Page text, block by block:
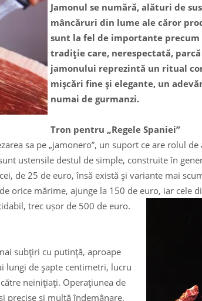
Jamonul se numără, alături de
mâncăruri din lume ale căror
sunt la fel de importante precum
tradiţie care, nerespectată,
jamonului reprezintă un ritual
mişcări fine şi elegante, un
numai de gurmanzi.
Tron pentru „Regele Spaniei”
sa pe „jamonero”, un suport ce are rolul
ustensile destul de simple, construite în
de 25 de euro, însă există şi variante mai
orice mărime, ajunge la 150 de euro, iar cele
trec ușor de 500 de euro.
subţiri cu putinţă, aproape
lungi de şapte centimetri, lucru
neiniţiaţi. Operaţiunea de
precise şi multă îndemânare,